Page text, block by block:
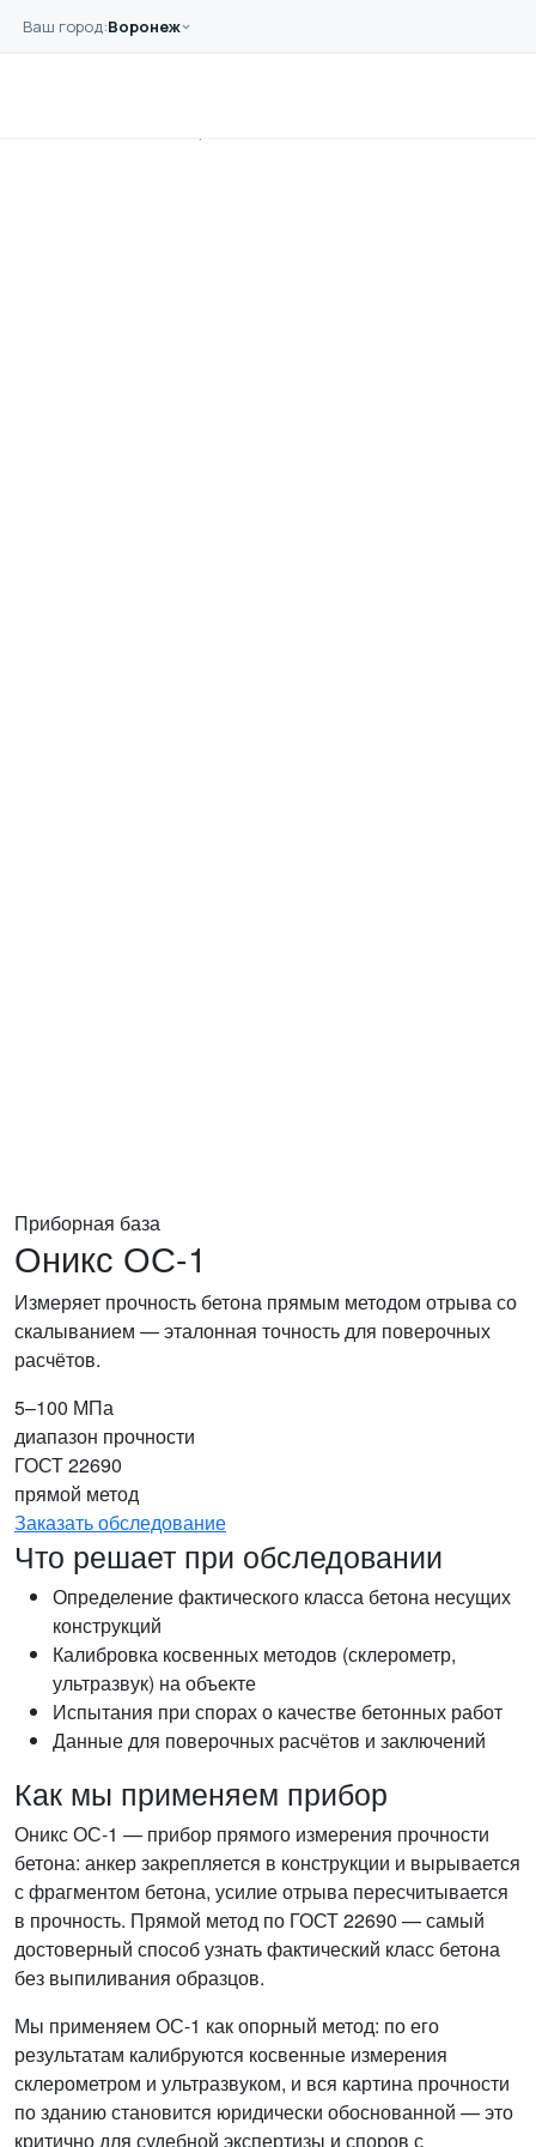
Ваш город:Воронеж
Главная
Приборная база
Оникс ОС-1
Измеряет прочность бетона прямым методом отрыва со
скалыванием — эталонная точность для поверочных
расчётов.
5–100 МПа
диапазон прочности
ГОСТ 22690
прямой метод
Заказать обследование
Что решает при обследовании
Определение фактического класса бетона несущих
конструкций
Калибровка косвенных методов (склерометр,
ультразвук) на объекте
Испытания при спорах о качестве бетонных работ
Данные для поверочных расчётов и заключений
Как мы применяем прибор
Оникс ОС-1 — прибор прямого измерения прочности
бетона: анкер закрепляется в конструкции и вырывается
с фрагментом бетона, усилие отрыва пересчитывается
в прочность. Прямой метод по ГОСТ 22690 — самый
достоверный способ узнать фактический класс бетона
без выпиливания образцов.
Мы применяем ОС-1 как опорный метод: по его
результатам калибруются косвенные измерения
склерометром и ультразвуком, и вся картина прочности
по зданию становится юридически обоснованной — это
критично для судебной экспертизы и споров с